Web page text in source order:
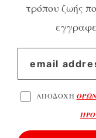
τρόπου ζωής
ΑΠΟΔΟΧΗ